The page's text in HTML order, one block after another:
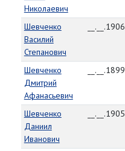
Николаевич
Шевченко
Василий
Степанович
__.__.1906
Шевченко
Дмитрий
Афанасьевич
__.__.1899
Шевченко
Даниил
Иванович
__.__.1905